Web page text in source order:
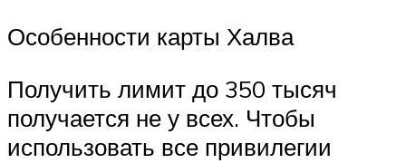
Особенности карты Халва
Получить лимит до 350 тысяч
получается не у всех. Чтобы
использовать все привилегии